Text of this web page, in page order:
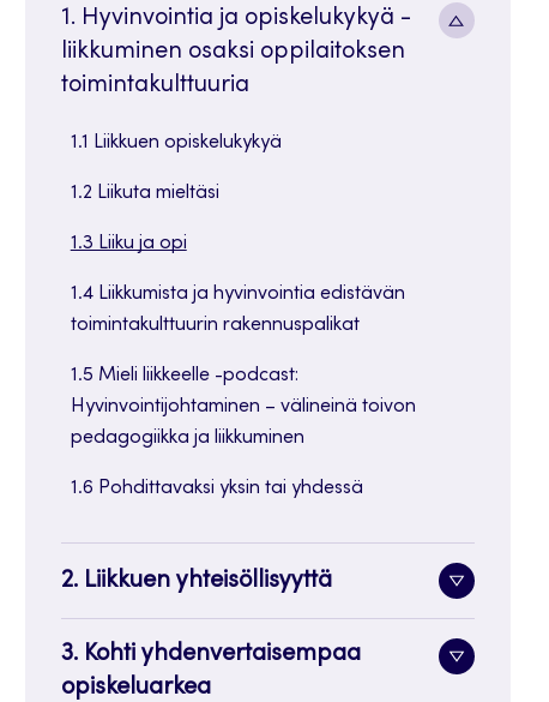
1. Hyvinvointia ja opiskelukykyä -
liikkuminen osaksi oppilaitoksen
toimintakulttuuria
1.1 Liikkuen opiskelukykyä
1.2 Liikuta mieltäsi
1.3 Liiku ja opi
1.4 Liikkumista ja hyvinvointia edistävän
toimintakulttuurin rakennuspalikat
1.5 Mieli liikkeelle -podcast:
Hyvinvointijohtaminen – välineinä toivon
pedagogiikka ja liikkuminen
1.6 Pohdittavaksi yksin tai yhdessä
2. Liikkuen yhteisöllisyyttä
3. Kohti yhdenvertaisempaa
opiskeluarkea